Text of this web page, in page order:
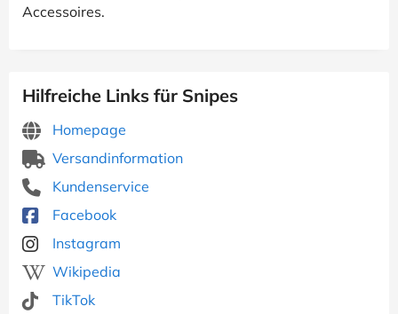
Accessoires.
Hilfreiche Links für Snipes
Homepage
Versandinformation
Kundenservice
Facebook
Instagram
Wikipedia
TikTok